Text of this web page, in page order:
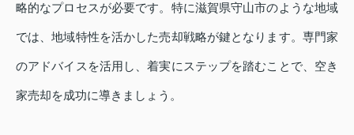
略的なプロセスが必要です。特に滋賀県守山市のような地域
では、地域特性を活かした売却戦略が鍵となります。専門家
のアドバイスを活用し、着実にステップを踏むことで、空き
家売却を成功に導きましょう。